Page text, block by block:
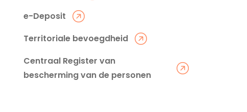
e-Deposit
Territoriale bevoegdheid
Centraal Register van
bescherming van de personen